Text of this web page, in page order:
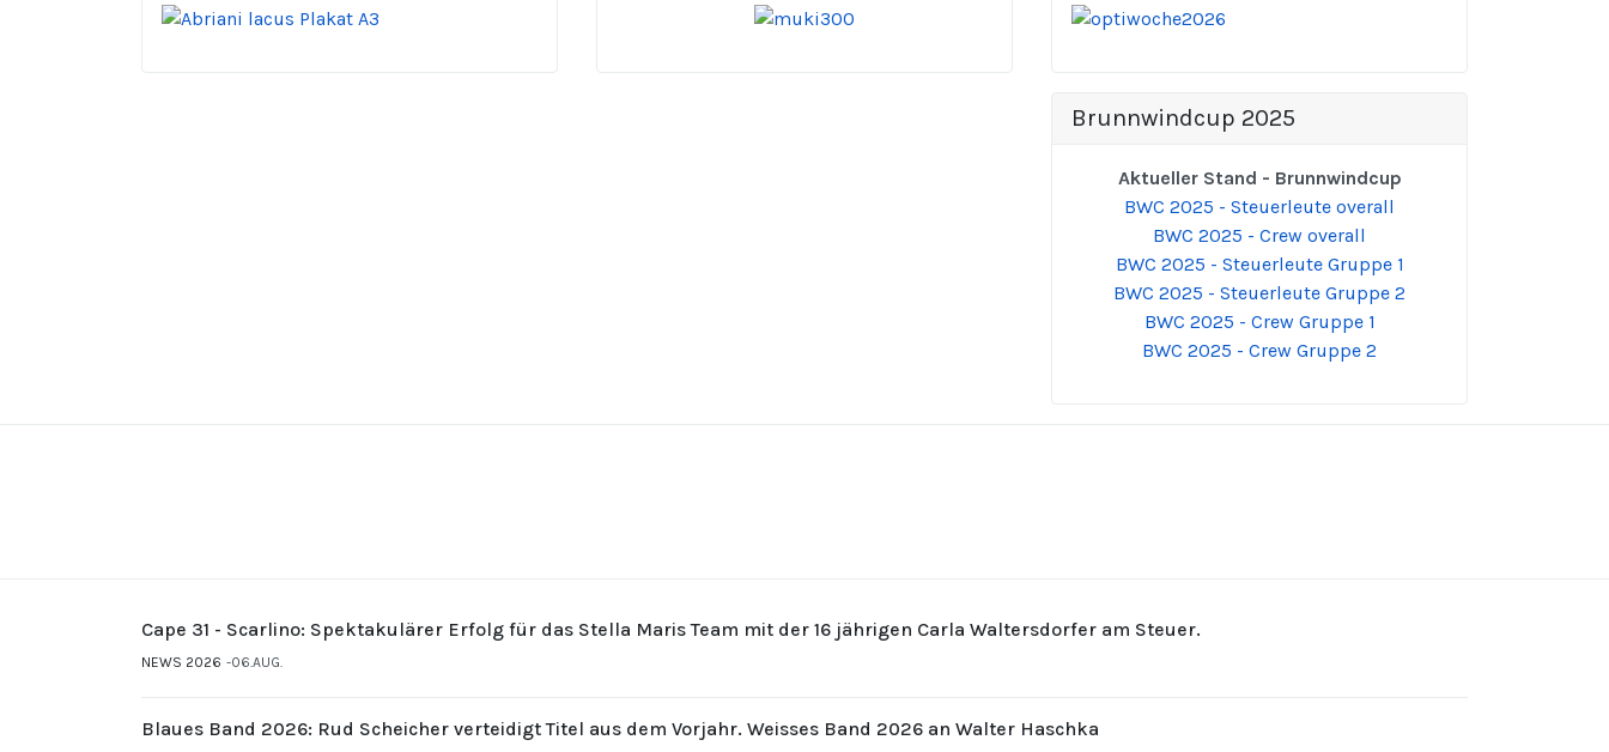
Brunnwindcup 2025
Aktueller Stand - Brunnwindcup
BWC 2025 - Steuerleute overall
BWC 2025 - Crew overall
BWC 2025 - Steuerleute Gruppe 1
BWC 2025 - Steuerleute Gruppe 2
BWC 2025 - Crew Gruppe 1
BWC 2025 - Crew Gruppe 2
Cape 31 - Scarlino: Spektakulärer Erfolg für das Stella Maris Team mit der 16 jährigen Carla Waltersdorfer am Steuer.
NEWS 2026 06.AUG.
Blaues Band 2026: Rud Scheicher verteidigt Titel aus dem Vorjahr. Weisses Band 2026 an Walter Haschka